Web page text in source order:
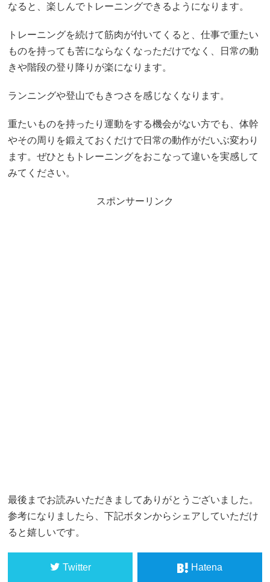
なると、楽しんでトレーニングできるようになります。
トレーニングを続けて筋肉が付いてくると、仕事で重たい
ものを持っても苦にならなくなっただけでなく、日常の動
きや階段の登り降りが楽になります。
ランニングや登山でもきつさを感じなくなります。
重たいものを持ったり運動をする機会がない方でも、体幹
やその周りを鍛えておくだけで日常の動作がだいぶ変わり
ます。ぜひともトレーニングをおこなって違いを実感して
みてください。
スポンサーリンク
最後までお読みいただきましてありがとうございました。
参考になりましたら、下記ボタンからシェアしていただけ
ると嬉しいです。
Twitter Hatena